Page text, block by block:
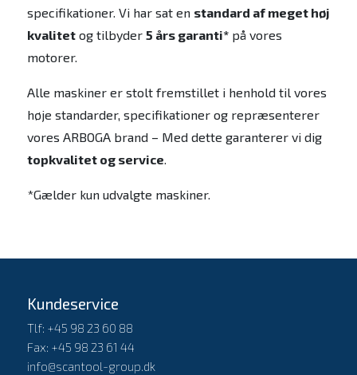
specifikationer. Vi har sat en standard af meget høj
kvalitetog tilbyder 5 års garanti*på vores
motorer.
Alle maskiner er stolt fremstillet i henhold til vores
høje standarder, specifikationer og repræsenterer
vores ARBOGA brand – Med dette garanterer vi dig
topkvalitet og service.
*Gælder kun udvalgte maskiner.
Kundeservice
Tlf: +45 98 23 60 88
Fax: +45 98 23 61 44
info@scantool-group.dk